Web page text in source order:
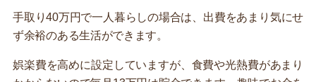
手取り40万円で一人暮らしの場合は、出費をあまり気にせ
ず余裕のある生活ができます。
娯楽費を高めに設定していますが、食費や光熱費があまり